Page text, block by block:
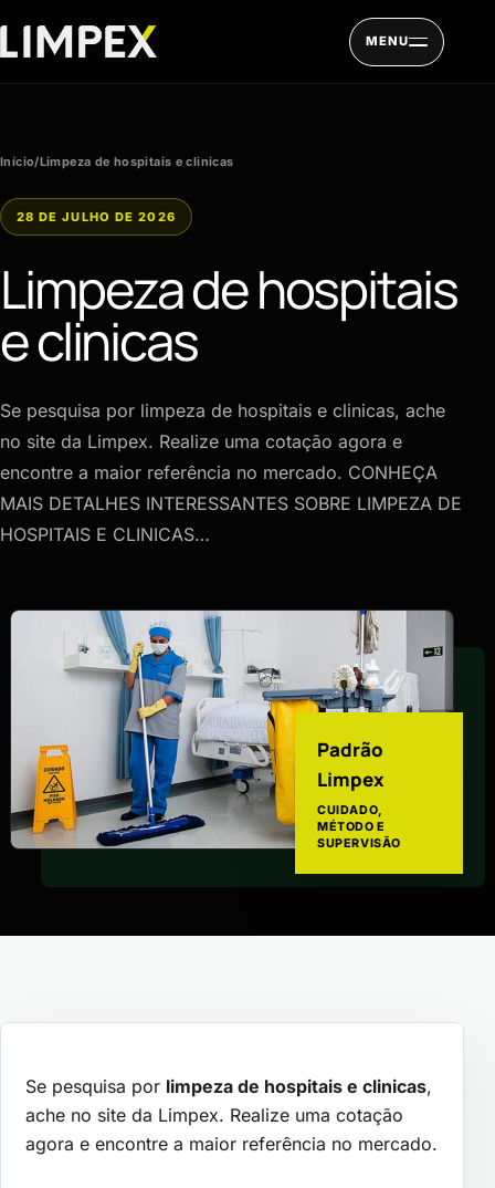
MENU
Início/Limpeza de hospitais e clinicas
28 DE JULHO DE 2026
Limpeza de hospitais
e clinicas
Se pesquisa por limpeza de hospitais e clinicas, ache
no site da Limpex. Realize uma cotação agora e
encontre a maior referência no mercado. CONHEÇA
MAIS DETALHES INTERESSANTES SOBRE LIMPEZA DE
HOSPITAIS E CLINICAS…
Padrão
Limpex
CUIDADO,
MÉTODO E
SUPERVISÃO
Se pesquisa por limpeza de hospitais e clinicas,
ache no site da Limpex. Realize uma cotação
agora e encontre a maior referência no mercado.